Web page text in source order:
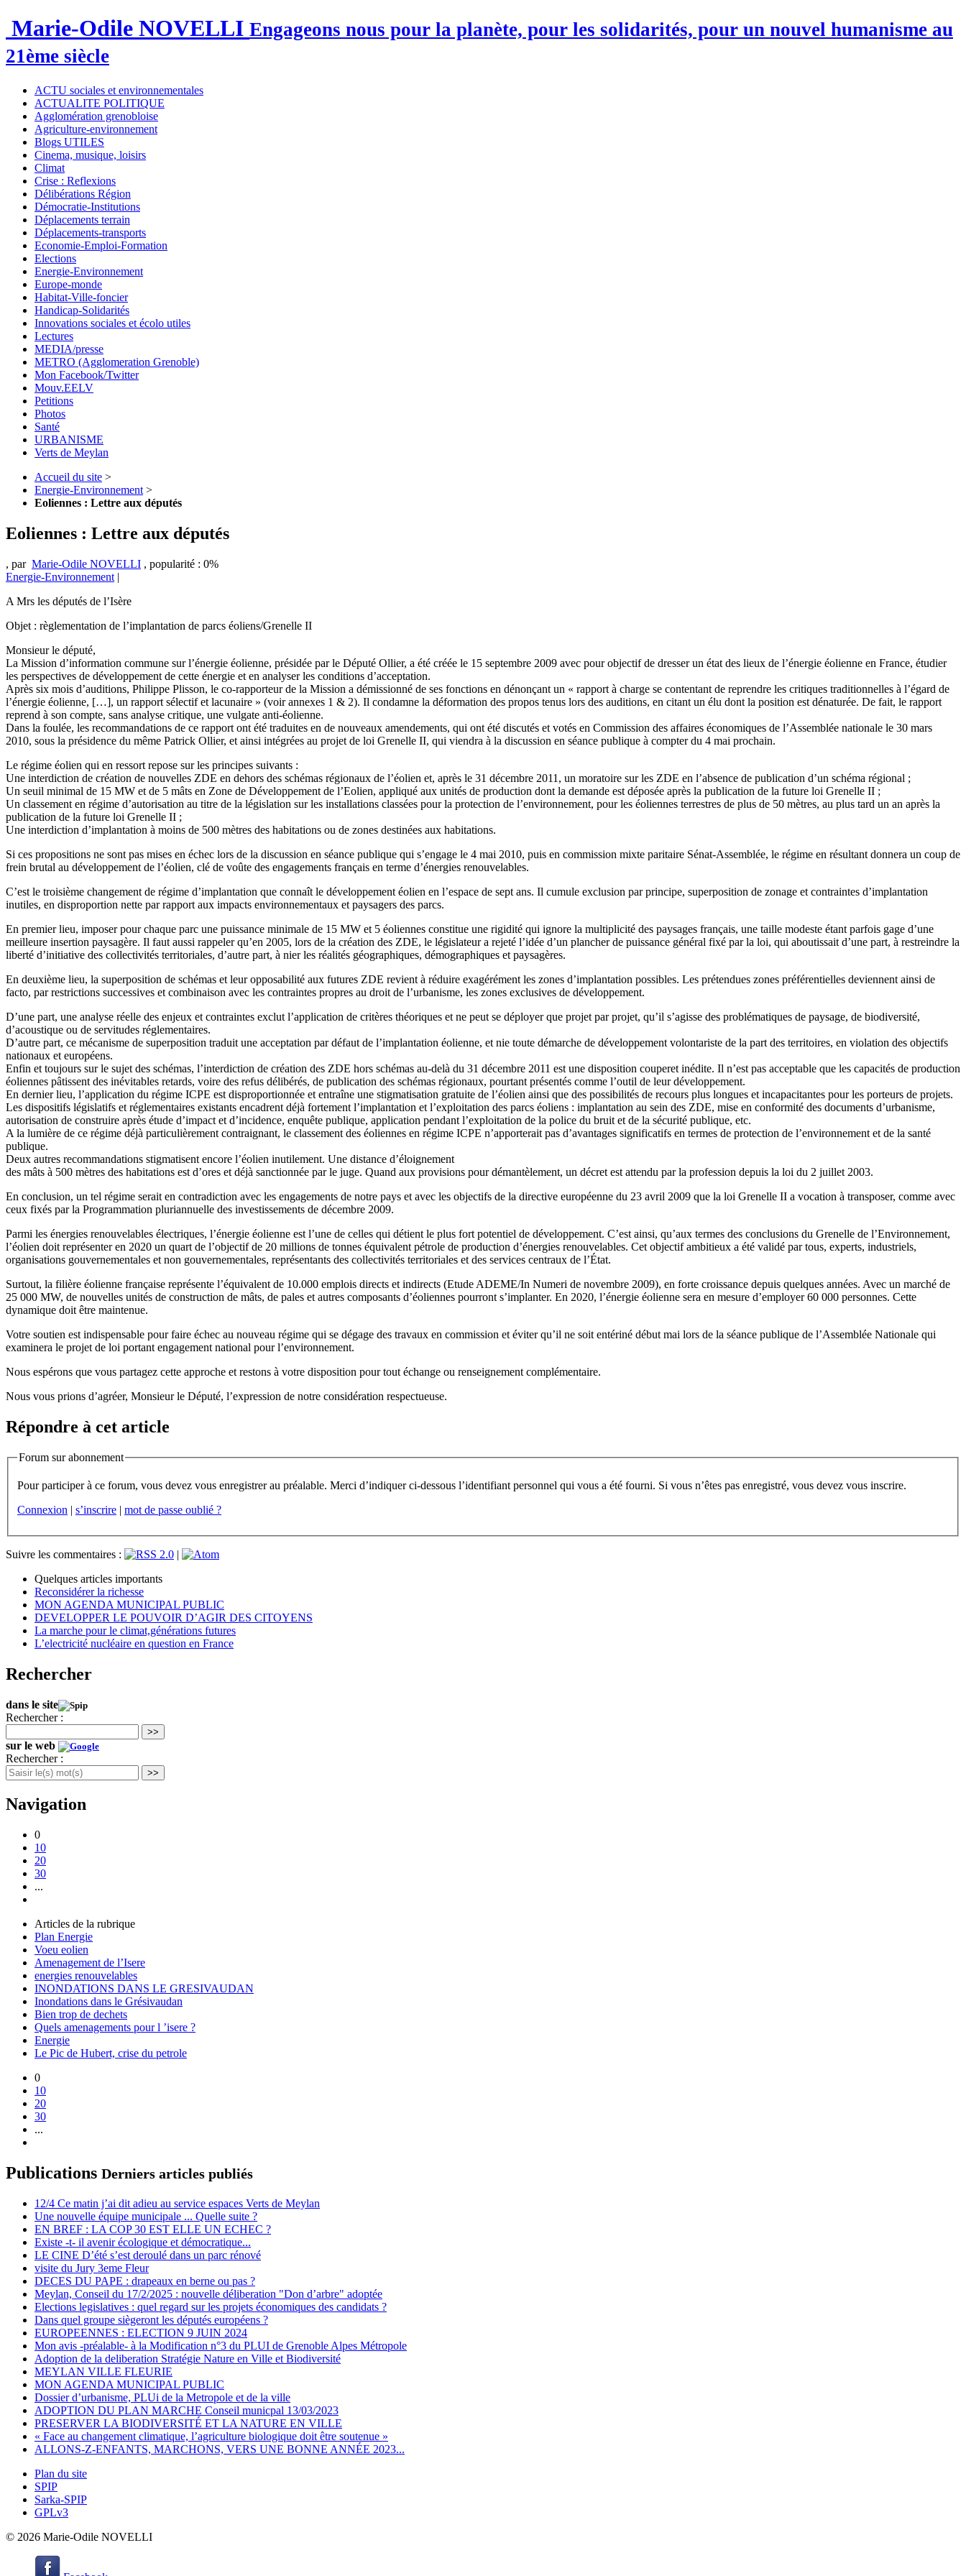
Marie-Odile NOVELLI Engageons nous pour la planète, pour les solidarités, pour un nouvel humanisme au
21ème siècle
ACTU sociales et environnementales
ACTUALITE POLITIQUE
Agglomération grenobloise
Agriculture-environnement
Blogs UTILES
Cinema, musique, loisirs
Climat
Crise : Reflexions
Délibérations Région
Démocratie-Institutions
Déplacements terrain
Déplacements-transports
Economie-Emploi-Formation
Elections
Energie-Environnement
Europe-monde
Habitat-Ville-foncier
Handicap-Solidarités
Innovations sociales et écolo utiles
Lectures
MEDIA/presse
METRO (Agglomeration Grenoble)
Mon Facebook/Twitter
Mouv.EELV
Petitions
Photos
Santé
URBANISME
Verts de Meylan
Accueil du site >
Energie-Environnement >
Eoliennes : Lettre aux députés
Eoliennes : Lettre aux députés
, par Marie-Odile NOVELLI , popularité : 0%
Energie-Environnement |
A Mrs les députés de l’Isère
Objet : règlementation de l’implantation de parcs éoliens/Grenelle II
Monsieur le député,
La Mission d’information commune sur l’énergie éolienne, présidée par le Député Ollier, a été créée le 15 septembre 2009 avec pour objectif de dresser un état des lieux de l’énergie éolienne en France, étudier
les perspectives de développement de cette énergie et en analyser les conditions d’acceptation.
Après six mois d’auditions, Philippe Plisson, le co-rapporteur de la Mission a démissionné de ses fonctions en dénonçant un « rapport à charge se contentant de reprendre les critiques traditionnelles à l’égard de
l’énergie éolienne, […], un rapport sélectif et lacunaire » (voir annexes 1 & 2). Il condamne la déformation des propos tenus lors des auditions, en citant un élu dont la position est dénaturée. De fait, le rapport
reprend à son compte, sans analyse critique, une vulgate anti-éolienne.
Dans la foulée, les recommandations de ce rapport ont été traduites en de nouveaux amendements, qui ont été discutés et votés en Commission des affaires économiques de l’Assemblée nationale le 30 mars
2010, sous la présidence du même Patrick Ollier, et ainsi intégrées au projet de loi Grenelle II, qui viendra à la discussion en séance publique à compter du 4 mai prochain.
Le régime éolien qui en ressort repose sur les principes suivants :
Une interdiction de création de nouvelles ZDE en dehors des schémas régionaux de l’éolien et, après le 31 décembre 2011, un moratoire sur les ZDE en l’absence de publication d’un schéma régional ;
Un seuil minimal de 15 MW et de 5 mâts en Zone de Développement de l’Eolien, appliqué aux unités de production dont la demande est déposée après la publication de la future loi Grenelle II ;
Un classement en régime d’autorisation au titre de la législation sur les installations classées pour la protection de l’environnement, pour les éoliennes terrestres de plus de 50 mètres, au plus tard un an après la
publication de la future loi Grenelle II ;
Une interdiction d’implantation à moins de 500 mètres des habitations ou de zones destinées aux habitations.
Si ces propositions ne sont pas mises en échec lors de la discussion en séance publique qui s’engage le 4 mai 2010, puis en commission mixte paritaire Sénat-Assemblée, le régime en résultant donnera un coup de
frein brutal au développement de l’éolien, clé de voûte des engagements français en terme d’énergies renouvelables.
C’est le troisième changement de régime d’implantation que connaît le développement éolien en l’espace de sept ans. Il cumule exclusion par principe, superposition de zonage et contraintes d’implantation
inutiles, en disproportion nette par rapport aux impacts environnementaux et paysagers des parcs.
En premier lieu, imposer pour chaque parc une puissance minimale de 15 MW et 5 éoliennes constitue une rigidité qui ignore la multiplicité des paysages français, une taille modeste étant parfois gage d’une
meilleure insertion paysagère. Il faut aussi rappeler qu’en 2005, lors de la création des ZDE, le législateur a rejeté l’idée d’un plancher de puissance général fixé par la loi, qui aboutissait d’une part, à restreindre la
liberté d’initiative des collectivités territoriales, d’autre part, à nier les réalités géographiques, démographiques et paysagères.
En deuxième lieu, la superposition de schémas et leur opposabilité aux futures ZDE revient à réduire exagérément les zones d’implantation possibles. Les prétendues zones préférentielles deviennent ainsi de
facto, par restrictions successives et combinaison avec les contraintes propres au droit de l’urbanisme, les zones exclusives de développement.
D’une part, une analyse réelle des enjeux et contraintes exclut l’application de critères théoriques et ne peut se déployer que projet par projet, qu’il s’agisse des problématiques de paysage, de biodiversité,
d’acoustique ou de servitudes réglementaires.
D’autre part, ce mécanisme de superposition traduit une acceptation par défaut de l’implantation éolienne, et nie toute démarche de développement volontariste de la part des territoires, en violation des objectifs
nationaux et européens.
Enfin et toujours sur le sujet des schémas, l’interdiction de création des ZDE hors schémas au-delà du 31 décembre 2011 est une disposition couperet inédite. Il n’est pas acceptable que les capacités de production
éoliennes pâtissent des inévitables retards, voire des refus délibérés, de publication des schémas régionaux, pourtant présentés comme l’outil de leur développement.
En dernier lieu, l’application du régime ICPE est disproportionnée et entraîne une stigmatisation gratuite de l’éolien ainsi que des possibilités de recours plus longues et incapacitantes pour les porteurs de projets.
Les dispositifs législatifs et réglementaires existants encadrent déjà fortement l’implantation et l’exploitation des parcs éoliens : implantation au sein des ZDE, mise en conformité des documents d’urbanisme,
autorisation de construire après étude d’impact et d’incidence, enquête publique, application pendant l’exploitation de la police du bruit et de la sécurité publique, etc.
A la lumière de ce régime déjà particulièrement contraignant, le classement des éoliennes en régime ICPE n’apporterait pas d’avantages significatifs en termes de protection de l’environnement et de la santé
publique.
Deux autres recommandations stigmatisent encore l’éolien inutilement. Une distance d’éloignement
des mâts à 500 mètres des habitations est d’ores et déjà sanctionnée par le juge. Quand aux provisions pour démantèlement, un décret est attendu par la profession depuis la loi du 2 juillet 2003.
En conclusion, un tel régime serait en contradiction avec les engagements de notre pays et avec les objectifs de la directive européenne du 23 avril 2009 que la loi Grenelle II a vocation à transposer, comme avec
ceux fixés par la Programmation pluriannuelle des investissements de décembre 2009.
Parmi les énergies renouvelables électriques, l’énergie éolienne est l’une de celles qui détient le plus fort potentiel de développement. C’est ainsi, qu’aux termes des conclusions du Grenelle de l’Environnement,
l’éolien doit représenter en 2020 un quart de l’objectif de 20 millions de tonnes équivalent pétrole de production d’énergies renouvelables. Cet objectif ambitieux a été validé par tous, experts, industriels,
organisations gouvernementales et non gouvernementales, représentants des collectivités territoriales et des services centraux de l’État.
Surtout, la filière éolienne française représente l’équivalent de 10.000 emplois directs et indirects (Etude ADEME/In Numeri de novembre 2009), en forte croissance depuis quelques années. Avec un marché de
25 000 MW, de nouvelles unités de construction de mâts, de pales et autres composants d’éoliennes pourront s’implanter. En 2020, l’énergie éolienne sera en mesure d’employer 60 000 personnes. Cette
dynamique doit être maintenue.
Votre soutien est indispensable pour faire échec au nouveau régime qui se dégage des travaux en commission et éviter qu’il ne soit entériné début mai lors de la séance publique de l’Assemblée Nationale qui
examinera le projet de loi portant engagement national pour l’environnement.
Nous espérons que vous partagez cette approche et restons à votre disposition pour tout échange ou renseignement complémentaire.
Nous vous prions d’agréer, Monsieur le Député, l’expression de notre considération respectueuse.
Répondre à cet article
Forum sur abonnement
Pour participer à ce forum, vous devez vous enregistrer au préalable. Merci d’indiquer ci-dessous l’identifiant personnel qui vous a été fourni. Si vous n’êtes pas enregistré, vous devez vous inscrire.
Connexion | s’inscrire | mot de passe oublié ?
Suivre les commentaires :
|
Quelques articles importants
Reconsidérer la richesse
MON AGENDA MUNICIPAL PUBLIC
DEVELOPPER LE POUVOIR D’AGIR DES CITOYENS
La marche pour le climat,générations futures
L’electricité nucléaire en question en France
Rechercher
dans le site
Rechercher :
>>
sur le web
Rechercher :
>>
Navigation
0
10
20
30
...
Articles de la rubrique
Plan Energie
Voeu eolien
Amenagement de l’Isere
energies renouvelables
INONDATIONS DANS LE GRESIVAUDAN
Inondations dans le Grésivaudan
Bien trop de dechets
Quels amenagements pour l ’isere ?
Energie
Le Pic de Hubert, crise du petrole
0
10
20
30
...
Publications Derniers articles publiés
12/4 Ce matin j’ai dit adieu au service espaces Verts de Meylan
Une nouvelle équipe municipale ... Quelle suite ?
EN BREF : LA COP 30 EST ELLE UN ECHEC ?
Existe -t- il avenir écologique et démocratique...
LE CINE D’été s’est deroulé dans un parc rénové
visite du Jury 3eme Fleur
DECES DU PAPE : drapeaux en berne ou pas ?
Meylan, Conseil du 17/2/2025 : nouvelle déliberation "Don d’arbre" adoptée
Elections legislatives : quel regard sur les projets économiques des candidats ?
Dans quel groupe siègeront les députés européens ?
EUROPEENNES : ELECTION 9 JUIN 2024
Mon avis -préalable- à la Modification n°3 du PLUI de Grenoble Alpes Métropole
Adoption de la deliberation Stratégie Nature en Ville et Biodiversité
MEYLAN VILLE FLEURIE
MON AGENDA MUNICIPAL PUBLIC
Dossier d’urbanisme, PLUi de la Metropole et de la ville
ADOPTION DU PLAN MARCHE Conseil municpal 13/03/2023
PRESERVER LA BIODIVERSITÉ ET LA NATURE EN VILLE
« Face au changement climatique, l’agriculture biologique doit être soutenue »
ALLONS-Z-ENFANTS, MARCHONS, VERS UNE BONNE ANNÉE 2023...
Plan du site
SPIP
Sarka-SPIP
GPLv3
© 2026 Marie-Odile NOVELLI